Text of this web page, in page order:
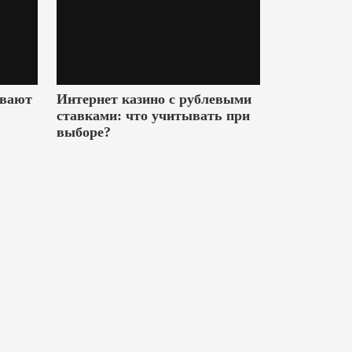
Интернет казино с рублевыми
ставками: что учитывать при
выборе?